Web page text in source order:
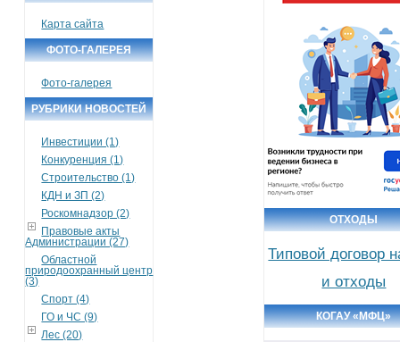
Карта сайта
ФОТО-ГАЛЕРЕЯ
Фото-галерея
РУБРИКИ НОВОСТЕЙ
Инвестиции (1)
Конкуренция (1)
Строительство (1)
КДН и ЗП (2)
Роскомнадзор (2)
Правовые акты
Администрации (27)
Областной
природоохранный центр
(3)
Спорт (4)
ГО и ЧС (9)
Лес (20)
ОТХОДЫ
Типовой договор
и отходы
КОГАУ «МФЦ»